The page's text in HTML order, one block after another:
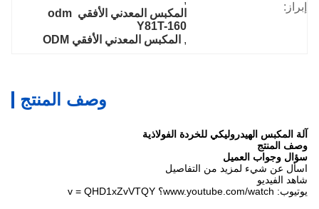
إبراز:
المكبس المعدني الأفقي odm
Y81T-160
, المكبس المعدني الأفقي ODM
وصف المنتج
آلة المكبس الهيدروليكي للخردة الفولاذية
وصف المنتج
سؤال وجواب العميل
اسأل عن شيء لمزيد من التفاصيل
شاهد الفيديو
يوتيوب: www.youtube.com/watch؟ v = QHD1xZvVTQY